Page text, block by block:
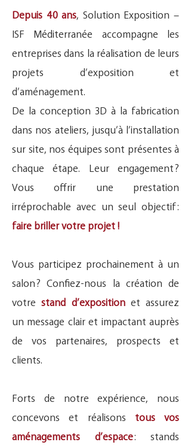
Depuis 40 ans , Solution Exposition –
ISF Méditerranée accompagne les
entreprises dans la réalisation de leurs
projets d’exposition et
d’aménagement.
De la conception 3D à la fabrication
dans nos ateliers, jusqu’à l’installation
sur site, nos équipes sont présentes à
chaque étape. Leur engagement ?
Vous offrir une prestation
irréprochable avec un seul objectif :
faire briller votre projet !
Vous participez prochainement à un
salon ? Confiez-nous la création de
votrestand d’expositionet assurez
un message clair et impactant auprès
de vos partenaires, prospects et
clients.
Forts de notre expérience, nous
concevons et réalisons tous vos
aménagements d’espace: stands